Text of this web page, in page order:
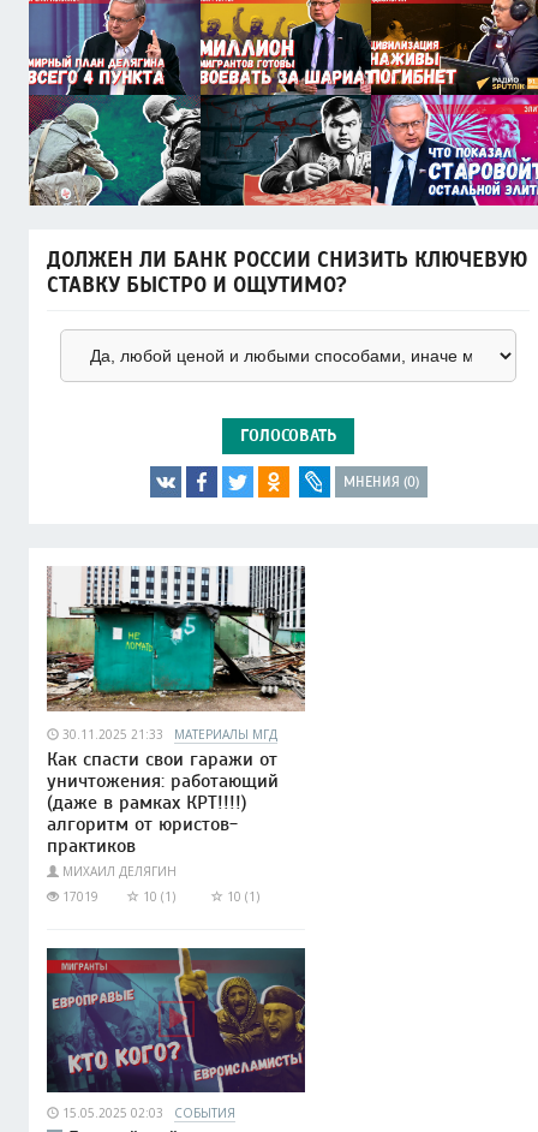
ДОЛЖЕН ЛИ БАНК РОССИИ СНИЗИТЬ КЛЮЧЕВУЮ
СТАВКУ БЫСТРО И ОЩУТИМО?
ГОЛОСОВАТЬ
МНЕНИЯ (0)
30.11.2025 21:33 МАТЕРИАЛЫ МГД
Как спасти свои гаражи от
уничтожения: работающий
(даже в рамках КРТ!!!!)
алгоритм от юристов-
практиков
МИХАИЛ ДЕЛЯГИН
17019
10 (1) 10 (1)
15.05.2025 02:03 СОБЫТИЯ